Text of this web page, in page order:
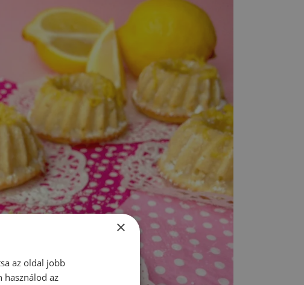
×
az oldal jobb
használod az